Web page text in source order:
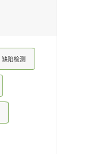
缺陷检测